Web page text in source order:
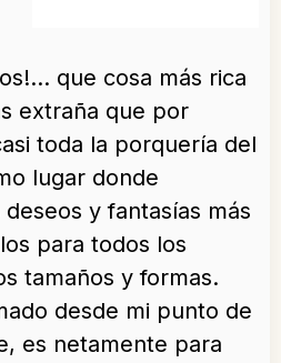
que cosa más rica
extraña que por
toda la porquería del
lugar donde
y fantasías más
para todos los
tamaños y formas.
desde mi punto de
es netamente para